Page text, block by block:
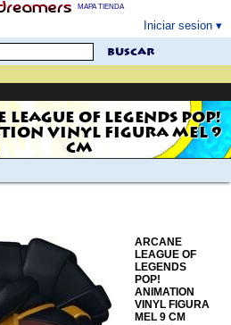
MAPA TIENDA
Iniciar sesion
buscar
LEAGUE OF LEGENDS POP!
VINYL FIGURA MEL 9
CM
ARCANE
LEAGUE OF
LEGENDS
POP!
ANIMATION
VINYL FIGURA
MEL 9 CM